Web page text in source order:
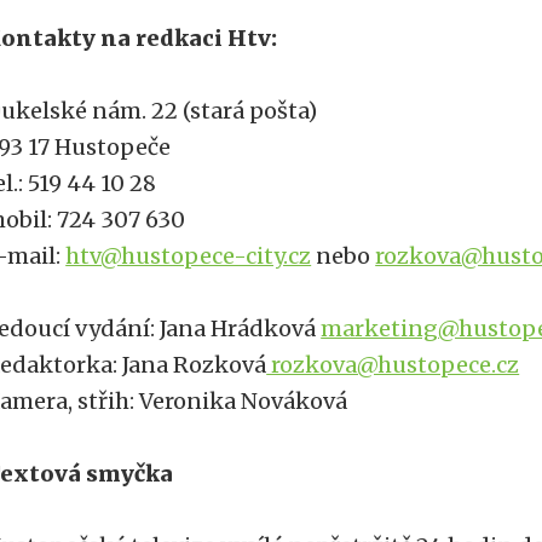
na redkaci Htv:
nám. 22 (stará pošta)
17 Hustopeče
519 44 10 28
724 307 630
mail:htv@hustopece-city.cz nebo
vydání: Jana Hrádková
Jana Rozkovározkova@hustopece.cz
střih: Veronika Nováková
smyčka